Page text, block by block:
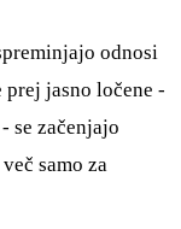
odnosi
jasno ločene -
se začenjajo
samo za